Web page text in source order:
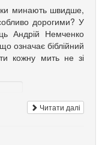
минають швидше,
дорогими? У
Андрій Немченко
означає біблійний
кожну мить не зі
Читати далі